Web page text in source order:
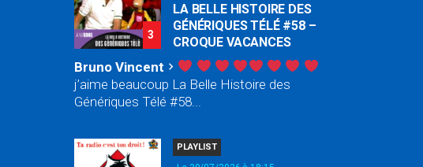
3
LA BELLE HISTOIRE DES
GÉNÉRIQUES TÉLÉ #58 –
CROQUE VACANCES
Bruno Vincent chevron_right
j’aime beaucoup La Belle Histoire des
Génériques Télé #58...
PLAYLIST